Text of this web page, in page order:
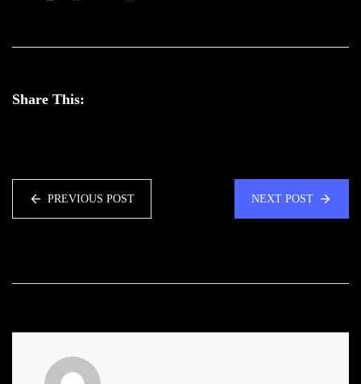
Share This:
PREVIOUS POST NEXT POST